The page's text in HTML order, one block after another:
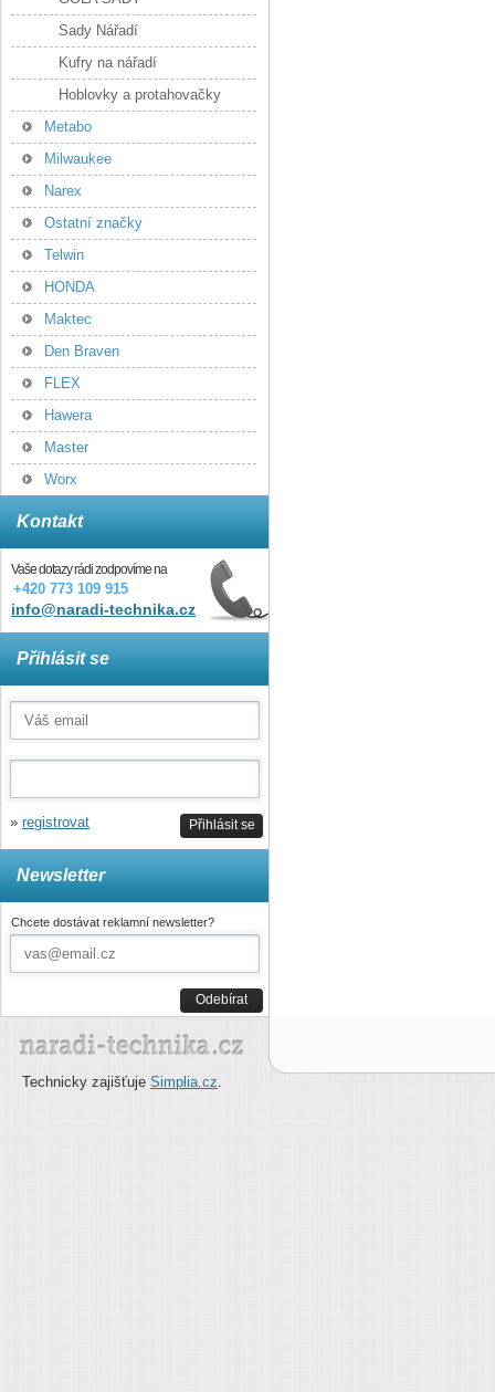
Sady Nářadí
Kufry na nářadí
Hoblovky a protahovačky
Metabo
Milwaukee
Narex
Ostatní značky
Telwin
HONDA
Maktec
Den Braven
FLEX
Hawera
Master
Worx
Kontakt
Vaše dotazy rádi zodpovíme na
+420 773 109 915
info@naradi-technika.cz
Přihlásit se
Přihlásit se
» registrovat
Newsletter
Chcete dostávat reklamní newsletter?
Odebírat
Technicky zajišťuje Simplia.cz.